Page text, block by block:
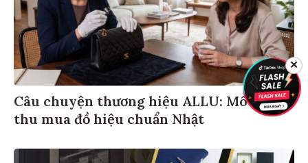
Câu chuyện thương hiệu ALLU: Mô hình
thu mua đồ hiệu chuẩn Nhật
✕